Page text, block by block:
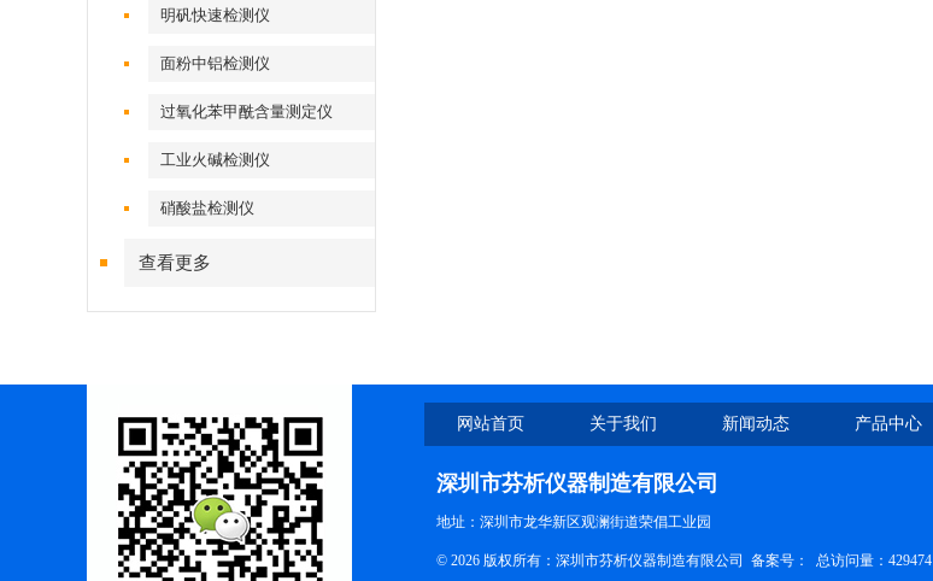
明矾快速检测仪
面粉中铝检测仪
过氧化苯甲酰含量测定仪
工业火碱检测仪
硝酸盐检测仪
查看更多
网站首页 关于我们 新闻动态 产品中心
深圳市芬析仪器制造有限公司
地址：深圳市龙华新区观澜街道荣倡工业园
© 2026 版权所有：深圳市芬析仪器制造有限公司 备案号： 总访问量：429474